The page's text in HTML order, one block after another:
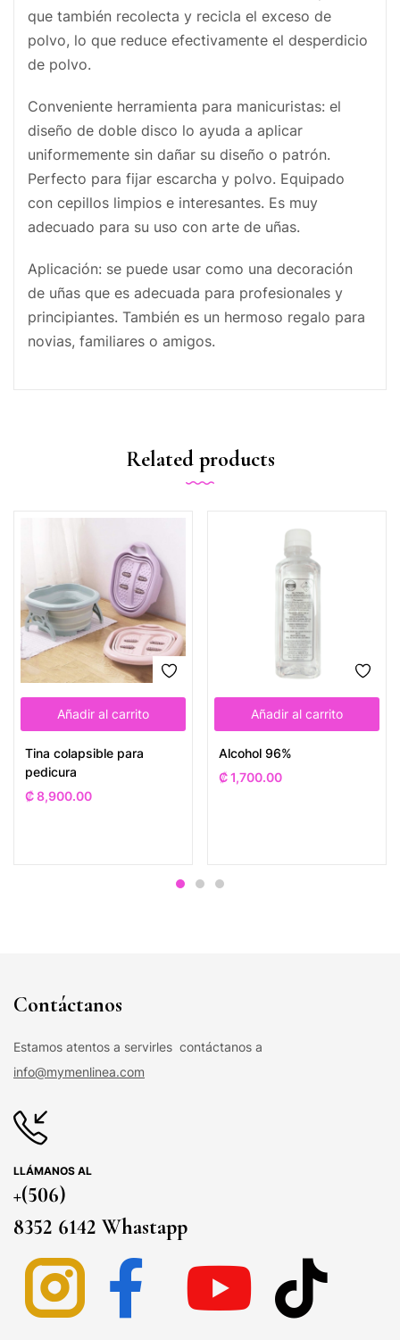
que también recolecta y recicla el exceso de
polvo, lo que reduce efectivamente el desperdicio
de polvo.
Conveniente herramienta para manicuristas: el
diseño de doble disco lo ayuda a aplicar
uniformemente sin dañar su diseño o patrón.
Perfecto para fijar escarcha y polvo. Equipado
con cepillos limpios e interesantes. Es muy
adecuado para su uso con arte de uñas.
Aplicación: se puede usar como una decoración
de uñas que es adecuada para profesionales y
principiantes. También es un hermoso regalo para
novias, familiares o amigos.
Related products
Añadir al carrito
Tina colapsible para
pedicura
₡8,900.00
Añadir al carrito
Alcohol 96%
₡1,700.00
Contáctanos
Estamos atentos a servirles contáctanos a
info@mymenlinea.com
LLÁMANOS AL
+(506)
8352 6142 Whastapp